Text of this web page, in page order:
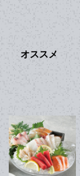
オススメ